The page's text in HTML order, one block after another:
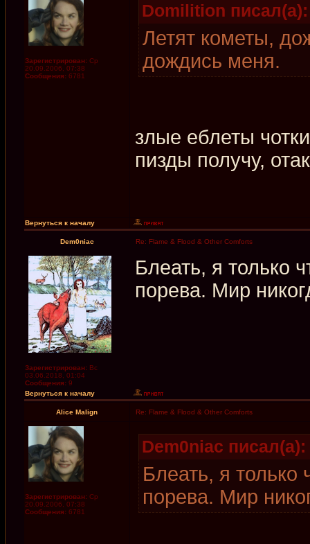
Зарегистрирован: Ср
20.09.2006, 07:38
Сообщения: 6781
Domilition писал(а):
Летят кометы,
дождись меня.
злые еблеты
пизды получу,
Вернуться к началу
Dem0niac Re: Flame & Flood & Other Comforts
Зарегистрирован: Вс
03.06.2018, 01:04
Сообщения: 9
Блеать, я только
порева. Мир
Вернуться к началу
Alice Malign Re: Flame & Flood & Other Comforts
Зарегистрирован: Ср
20.09.2006, 07:38
Сообщения: 6781
Dem0niac писал(а):
Блеать, я только
порева. Мир